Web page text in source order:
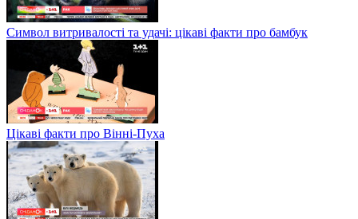
Символ витривалості та удачі: цікаві факти про бамбук
Цікаві факти про Вінні-Пуха